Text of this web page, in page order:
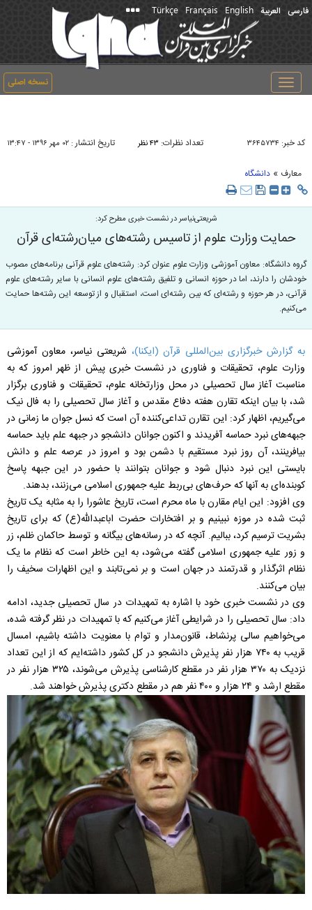
فارسی العربیة English
Français
Türkçe
نسخه اصلی
Toggle
navigation
کد خبر: ۳۶۴۵۷۳۴ تعداد نظرات: ۴۳ نظر تاریخ انتشار : ۰۲ مهر ۱۳۹۶ - ۱۳:۴۷
معارف » دانشگاه
شریعتی‌نیاسر در نشست خبری مطرح کرد:
حمایت وزارت علوم از تاسیس رشته‌های میان‌رشته‌ای قرآن
گروه دانشگاه: معاون آموزشی وزارت علوم عنوان کرد: رشته‌های علوم قرآنی برنامه‌های مصوب
خودشان را دارند، اما در حوزه انسانی و تلفیق رشته‌های علوم انسانی با سایر رشته‌های علوم
قرآنی، در هر حوزه و رشته‌ای که بین رشته‌ای است، استقبال و از توسعه این رشته‌ها حمایت
می‌کنیم.
به گزارش خبرگزاری بین‌المللی قرآن (ایکنا)، شریعتی نیاسر، معاون آموزشی
وزارت علوم، تحقیقات و فناوری در نشست خبری پیش از ظهر امروز که به
مناسبت آغاز سال تحصیلی در محل وزارتخانه علوم، تحقیقات و فناوری برگزار
شد، با بیان اینکه تقارن هفته دفاع مقدس و آغاز سال تحصیلی را به فال نیک
می‌گیریم، اظهار کرد: این تقارن تداعی‌کننده آن است که نسل جوان ما زمانی در
جبهه‌های نبرد حماسه آفریدند و اکنون جوانان دانشجو در جبهه علم باید حماسه
بیافرینند، آن روز نبرد مستقیم با دشمن بود و امروز در عرصه علم و دانش
بایستی این نبرد دنبال شود و جوانان بتوانند با حضور در این جبهه پاسخ
کوبنده‌ای به آنها که حرف‌های بی‌ربط علیه جمهوری اسلامی می‌زنند، بدهند.
وی افزود: این ایام مقارن با ماه محرم است، تاریخ عاشورا را به مثابه یک تاریخ
ثبت شده در موزه نبینیم و بر افتخارات حضرت اباعبدالله(ع) که برای تاریخ
بشریت ترسیم کرد، ببالیم. آنچه که در رسانه‌های بیگانه و توسط حاکمان ظلم، زر
و زور علیه جمهوری اسلامی گفته می‌شود، به این خاطر است که نظام ما یک
نظام اثرگذار و قدرتمند در جهان است و بر نمی‌تابند و این اظهارات سخیف را
بیان می‌کنند.
وی در نشست خبری خود با اشاره به تمهیدات در سال تحصیلی جدید، ادامه
داد: سال تحصیلی را در شرایطی آغاز می‌کنیم که با تمهیدات در نظر گرفته شده،
می‌خواهیم سالی پرنشاط، قانون‌مدار و توام با معنویت داشته باشیم، امسال
قریب به ۷۴۰ هزار نفر پذیرش دانشجو در کل کشور داشته‌ایم که از این تعداد
نزدیک به ۳۷۰ هزار نفر در مقطع کارشناسی پذیرش می‌شوند، ۳۲۵ هزار نفر در
مقطع ارشد و ۲۴ هزار و ۴۰۰ نفر هم در مقطع دکتری پذیرش خواهند شد.